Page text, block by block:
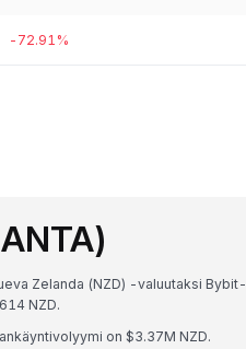
-72.91%
Zelanda (NZD) -valuutaksi Bybit-
NZD.
on $3.37M NZD.